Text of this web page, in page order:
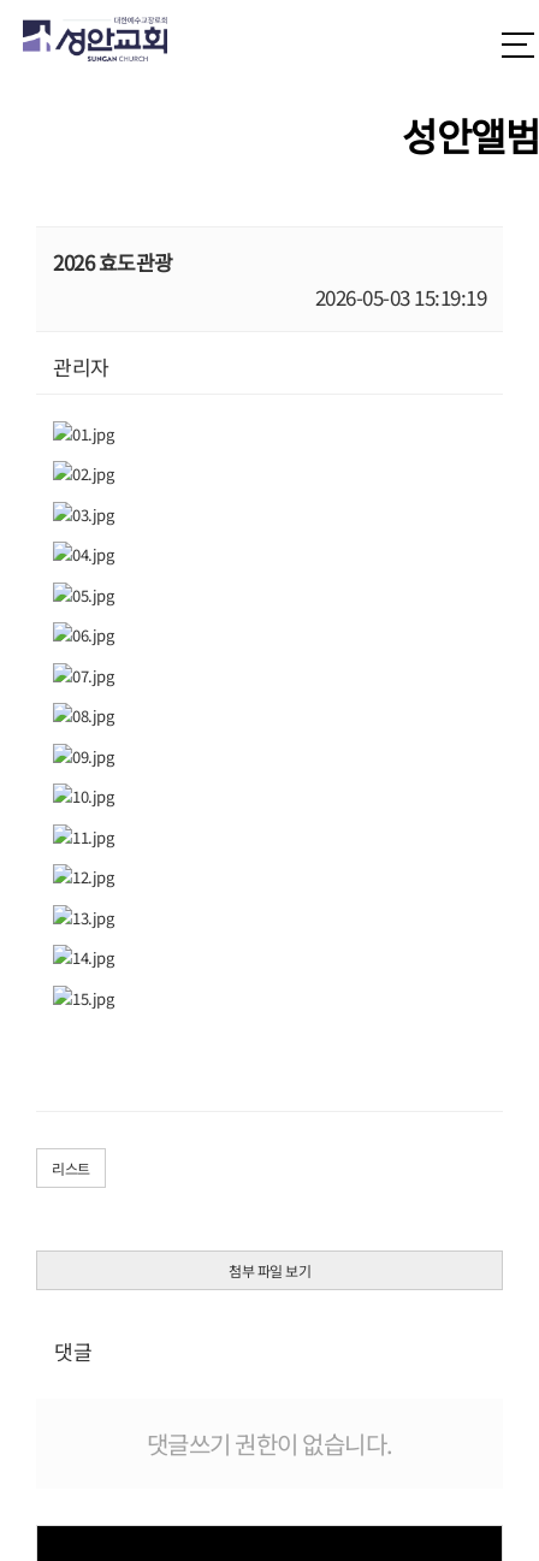
성안앨범
2026 효도관광
2026-05-03 15:19:19
관리자
리스트
첨부 파일 보기
댓글
댓글쓰기 권한이 없습니다.